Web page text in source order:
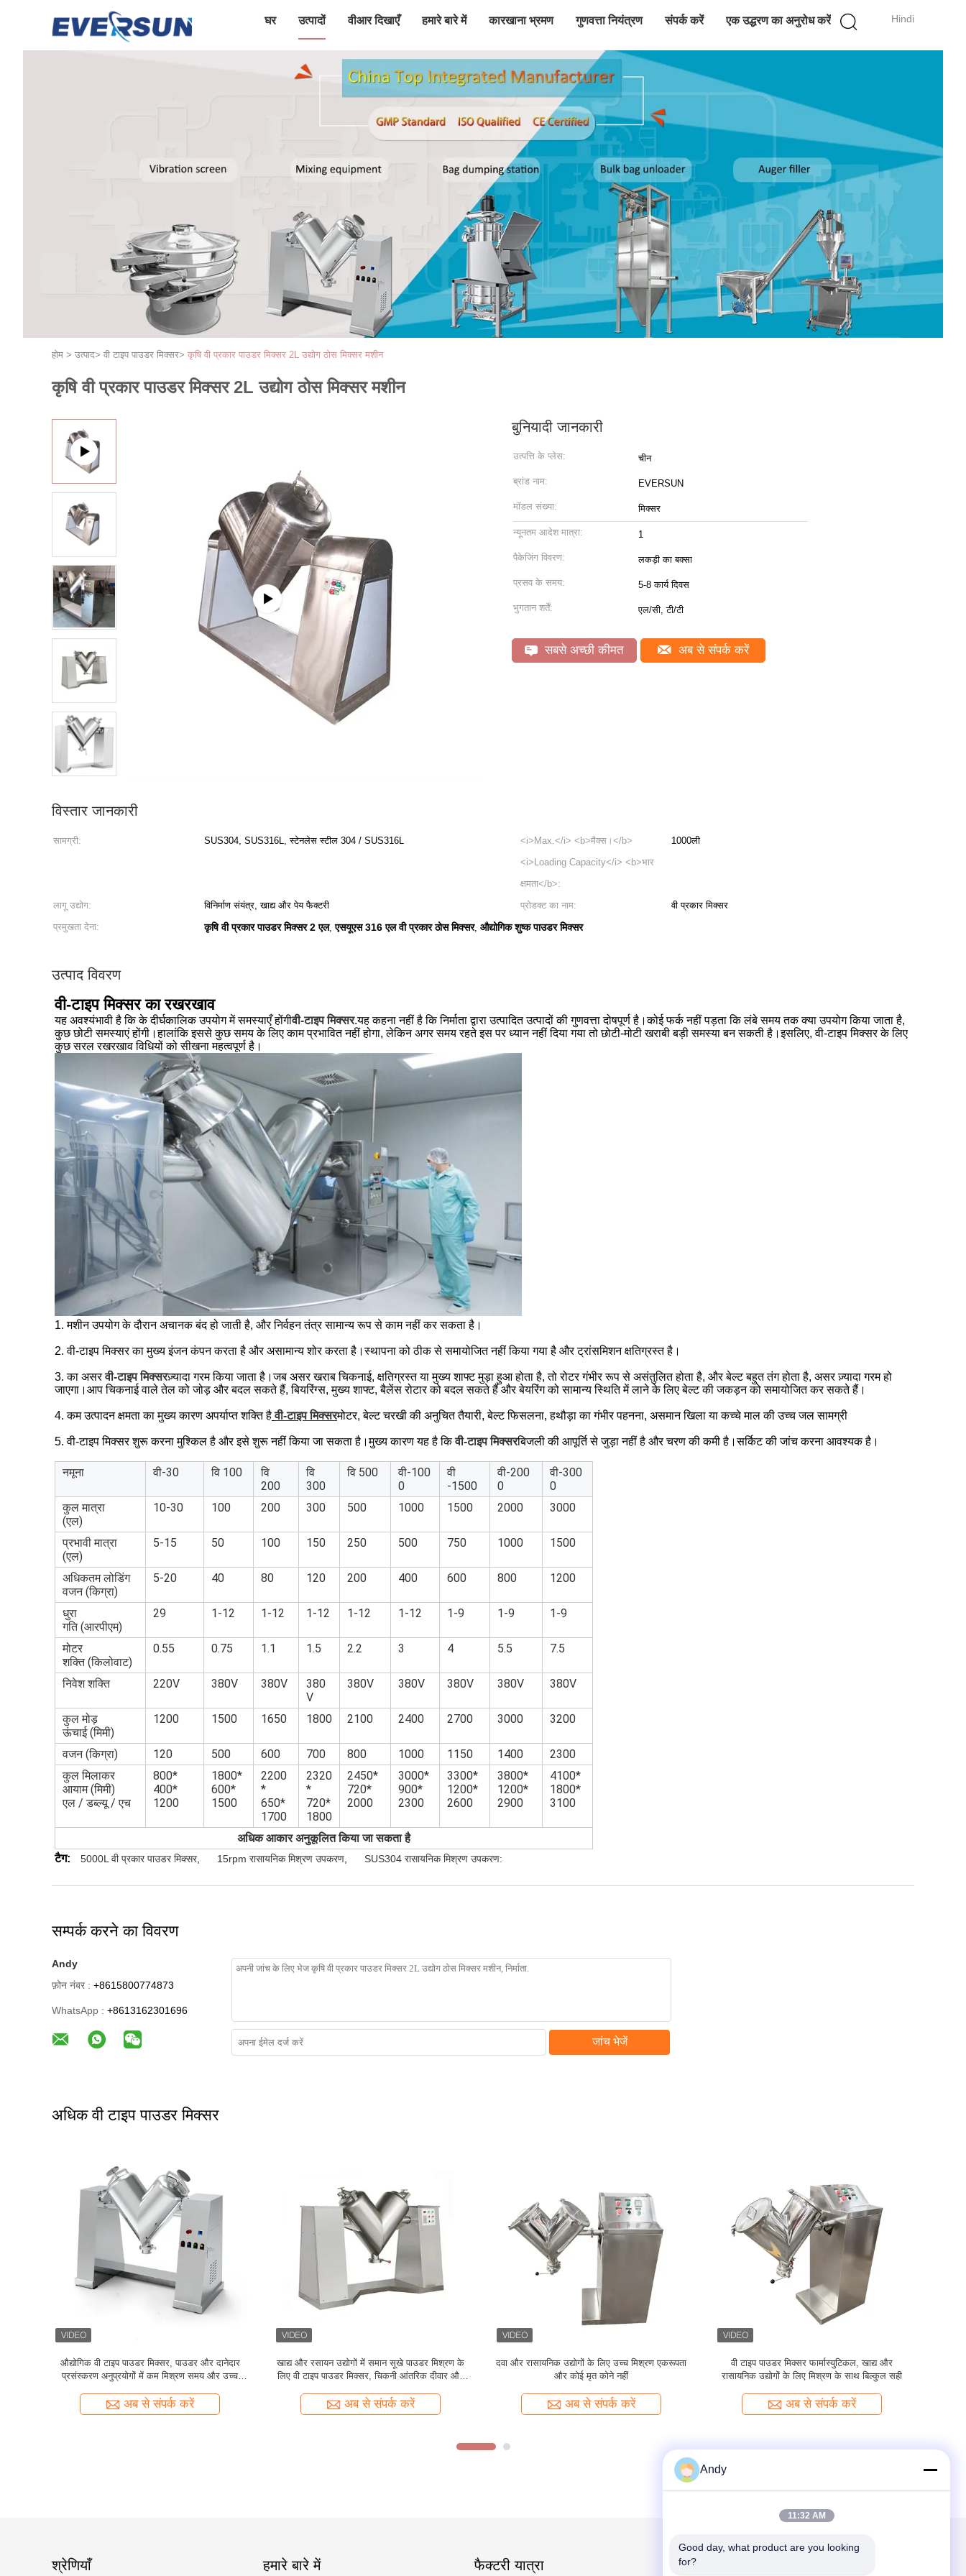
Hindi
घर उत्पादों वीआर दिखाएँ हमारे बारे में कारखाना भ्रमण गुणवत्ता नियंत्रण संपर्क करें एक उद्धरण का अनुरोध करें
होम > उत्पाद> वी टाइप पाउडर मिक्सर> कृषि वी प्रकार पाउडर मिक्सर 2L उद्योग ठोस मिक्सर मशीन
कृषि वी प्रकार पाउडर मिक्सर 2L उद्योग ठोस मिक्सर मशीन
बुनियादी जानकारी
उत्पत्ति के प्लेस: चीन
ब्रांड नाम: EVERSUN
मॉडल संख्या: मिक्सर
न्यूनतम आदेश मात्रा: 1
पैकेजिंग विवरण: लकड़ी का बक्सा
प्रसव के समय: 5-8 कार्य दिवस
भुगतान शर्तें: एल/सी, टी/टी
सबसे अच्छी कीमत अब से संपर्क करें
विस्तार जानकारी
सामग्री: SUS304, SUS316L, स्टेनलेस स्टील 304 / SUS316L
<i>Max.</i> <b>मैक्स।</b>
<i>Loading Capacity</i> <b>भार
क्षमता</b>:
1000ली
लागू उद्योग: विनिर्माण संयंत्र, खाद्य और पेय फैक्टरी प्रोडक्ट का नाम:
वी प्रकार मिक्सर
प्रमुखता देना:
कृषि वी प्रकार पाउडर मिक्सर 2 एल,एसयूएस 316 एल वी प्रकार ठोस मिक्सर, औद्योगिक शुष्क पाउडर मिक्सर
उत्पाद विवरण
वी-टाइप मिक्सर का रखरखाव
यह अवश्यंभावी है कि के दीर्घकालिक उपयोग में समस्याएँ होंगीवी-टाइप मिक्सर.यह कहना नहीं है कि निर्माता द्वारा उत्पादित उत्पादों की गुणवत्ता दोषपूर्ण है।कोई फर्क नहीं पड़ता कि लंबे समय तक क्या उपयोग किया जाता है,
कुछ छोटी समस्याएं होंगी।हालांकि इससे कुछ समय के लिए काम प्रभावित नहीं होगा, लेकिन अगर समय रहते इस पर ध्यान नहीं दिया गया तो छोटी-मोटी खराबी बड़ी समस्या बन सकती है।इसलिए, वी-टाइप मिक्सर के लिए
कुछ सरल रखरखाव विधियों को सीखना महत्वपूर्ण है।
1. मशीन उपयोग के दौरान अचानक बंद हो जाती है, और निर्वहन तंत्र सामान्य रूप से काम नहीं कर सकता है।
2. वी-टाइप मिक्सर का मुख्य इंजन कंपन करता है और असामान्य शोर करता है।स्थापना को ठीक से समायोजित नहीं किया गया है और ट्रांसमिशन क्षतिग्रस्त है।
3. का असर वी-टाइप मिक्सरज़्यादा गरम किया जाता है।जब असर खराब चिकनाई, क्षतिग्रस्त या मुख्य शाफ्ट मुड़ा हुआ होता है, तो रोटर गंभीर रूप से असंतुलित होता है, और बेल्ट बहुत तंग होता है, असर ज़्यादा गरम हो
जाएगा।आप चिकनाई वाले तेल को जोड़ और बदल सकते हैं, बियरिंग्स, मुख्य शाफ्ट, बैलेंस रोटार को बदल सकते हैं और बेयरिंग को सामान्य स्थिति में लाने के लिए बेल्ट की जकड़न को समायोजित कर सकते हैं।
4. कम उत्पादन क्षमता का मुख्य कारण अपर्याप्त शक्ति है वी-टाइप मिक्सरमोटर, बेल्ट चरखी की अनुचित तैयारी, बेल्ट फिसलना, हथौड़ा का गंभीर पहनना, असमान खिला या कच्चे माल की उच्च जल सामग्री
5. वी-टाइप मिक्सर शुरू करना मुश्किल है और इसे शुरू नहीं किया जा सकता है।मुख्य कारण यह है कि वी-टाइप मिक्सरबिजली की आपूर्ति से जुड़ा नहीं है और चरण की कमी है।सर्किट की जांच करना आवश्यक है।
नमूना वी-30 वि 100
वि
200
वि
300
वि 500
वी-100
0
वी
-1500
वी-200
0
वी-300
0
कुल मात्रा
(एल)
10-30 100 200 300 500 1000 1500 2000 3000
प्रभावी मात्रा
(एल)
5-15 50 100 150 250 500 750 1000 1500
अधिकतम लोडिंग
वजन (किग्रा)
5-20 40 80 120 200 400 600 800 1200
धुरा
गति (आरपीएम)
29 1-12 1-12 1-12 1-12 1-12 1-9 1-9 1-9
मोटर
शक्ति (किलोवाट)
0.55 0.75 1.1 1.5 2.2 3 4 5.5 7.5
निवेश शक्ति 220V 380V 380V
380
V
380V 380V 380V 380V 380V
कुल मोड़
ऊंचाई (मिमी)
1200 1500 1650 1800 2100 2400 2700 3000 3200
वजन (किग्रा) 120 500 600 700 800 1000 1150 1400
2300
कुल मिलाकर
आयाम (मिमी)
एल / डब्ल्यू / एच
800*
400*
1200
1800*
600*
1500
2200
*
650*
1700
2320
*
720*
1800
2450*
720*
2000
3000*
900*
2300
3300*
1200*
2600
3800*
1200*
2900
4100*
1800*
3100
अधिक आकार अनुकूलित किया जा सकता है
टैग: 5000L वी प्रकार पाउडर मिक्सर, 15rpm रासायनिक मिश्रण उपकरण SUS304 रासायनिक मिश्रण उपकरण:
सम्पर्क करने का विवरण
Andy
फ़ोन नंबर : +8615800774873
WhatsApp : +8613162301696
जांच भेजें
अधिक वी टाइप पाउडर मिक्सर
खाद्य और रासायनिक उद्योगों के लिए अनुकूलित वी आकार
का स्टेनलेस स्टील मसाला मिक्सर, बड़े पैमाने पर मिश्रण
अब से संपर्क करें
दवा खाद्य और रासायनिक इंजीनियरिंग में समान मिश्रण के
लिए क्षैतिज शाफ्ट के साथ वी-प्रकार पाउडर मिक्सर
अब से संपर्क करें
वी प्रकार पाउडर मिक्सर 50L-5000L स्टेनलेस स्टील
इलेक्ट्रिक मिक्सर ब्लेंडर
अब से संपर्क करें
औषधीय और रासायनिक उद्योगों में सूखे पाउडर और दानेदार
सामग्रियों के समान मिश्रण के लिए वी-प्रकार पाउडर
अब से संपर्क करें
श्रेणियाँ हमारे बारे में फैक्टरी यात्रा हमें मेल करें
Andy
11:32 AM
Good day, what product are you looking
for?